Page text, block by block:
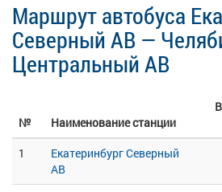
Маршрут автобуса
Северный АВ —
Центральный АВ
№ Наименование станции
1
Екатеринбург Северный
АВ